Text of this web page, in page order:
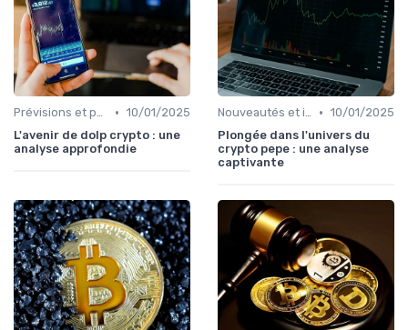
Prévisions et perspectives • 10/01/2025
L'avenir de dolp crypto : une
analyse approfondie
Nouveautés et innovations • 10/01/2025
Plongée dans l'univers du
crypto pepe : une analyse
captivante